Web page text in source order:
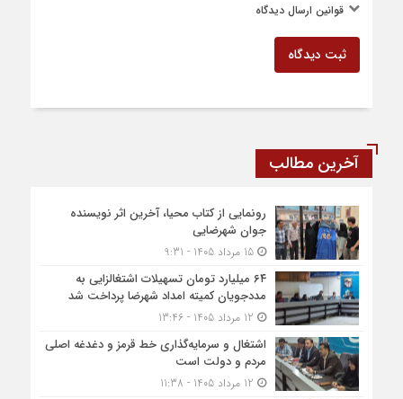
قوانین ارسال دیدگاه
ثبت دیدگاه
آخرین مطالب
رونمایی از کتاب محیا، آخرین اثر نویسنده
جوان شهرضایی
15 مرداد 1405 - 9:31
۶۴ میلیارد تومان تسهیلات اشتغالزایی به
مددجویان کمیته امداد شهرضا پرداخت شد
اشتغال و سرمایه‌گذاری خط قرمز و دغدغه اصلی
مردم و دولت است